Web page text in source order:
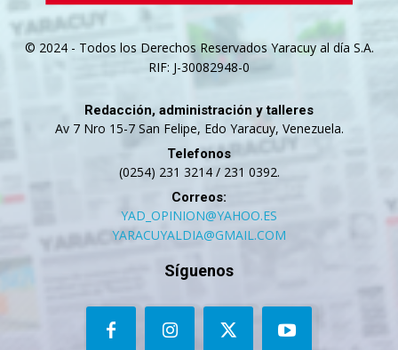
© 2024 - Todos los Derechos Reservados Yaracuy al día S.A.
RIF: J-30082948-0
Redacción, administración y talleres
Av 7 Nro 15-7 San Felipe, Edo Yaracuy, Venezuela.
Telefonos
(0254) 231 3214 / 231 0392.
Correos:
YAD_OPINION@YAHOO.ES
YARACUYALDIA@GMAIL.COM
Síguenos